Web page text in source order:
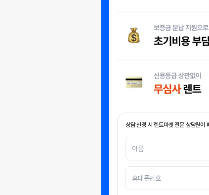
상담 신청 시 렌트마켓 전문 상담원이